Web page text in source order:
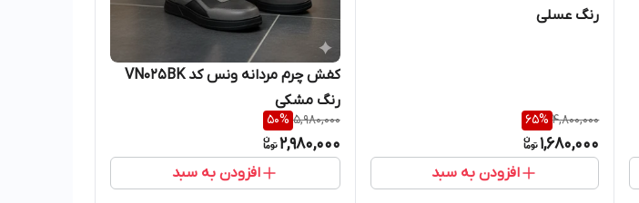
رنگ عسلی
4,800,000
65%
1,680,000
افزودن به سبد
کفش چرم مردانه ونس کد VN025BK
رنگ مشکی
5,980,000
50%
2,980,000
افزودن به سبد